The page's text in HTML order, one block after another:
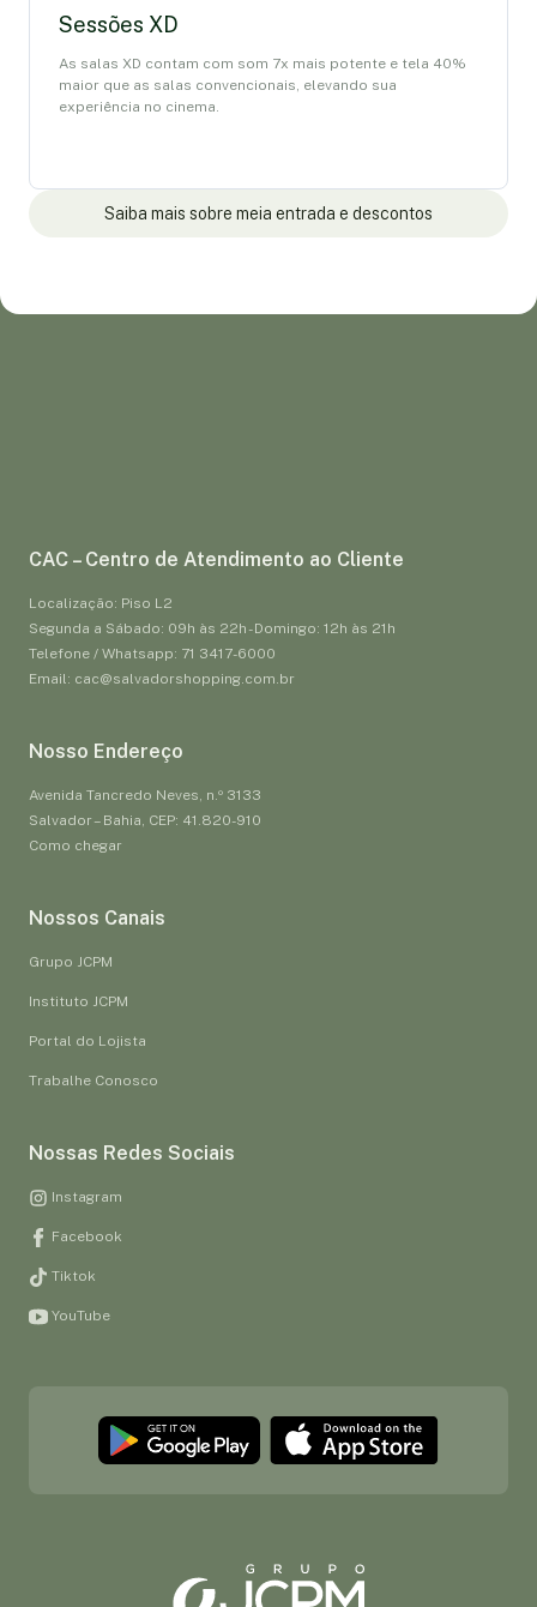
Sessões XD
As salas XD contam com som 7x mais potente e tela 40%
maior que as salas convencionais, elevando sua
experiência no cinema.
Saiba mais sobre meia entrada e descontos
CAC – Centro de Atendimento ao Cliente
Localização: Piso L2
Segunda a Sábado: 09h às 22h - Domingo: 12h às 21h
Telefone / Whatsapp: 71 3417-6000
Email: cac@salvadorshopping.com.br
Nosso Endereço
Avenida Tancredo Neves, n.º 3133
Salvador – Bahia, CEP: 41.820-910
Como chegar
Nossos Canais
Grupo JCPM
Instituto JCPM
Portal do Lojista
Trabalhe Conosco
Nossas Redes Sociais
Instagram
Facebook
Tiktok
YouTube